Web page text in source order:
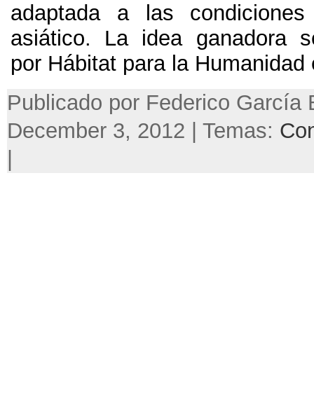
adaptada a las
asiático. La idea ganadora
por Hábitat para la Humanidad
Publicado por Federico García
December 3, 2012 | Temas:
|